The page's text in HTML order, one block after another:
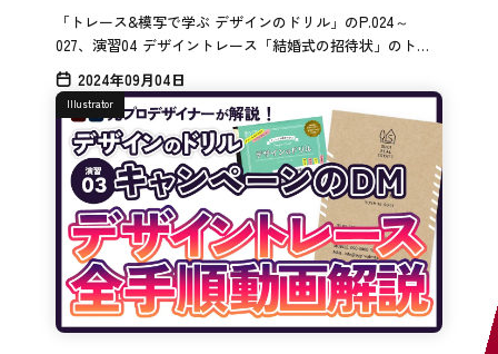
「トレース&模写で学ぶ デザインのドリル」のP.024～
027、演習04 デザイントレース「結婚式の招待状」のトレ
ース解説です。
2024年09月04日
Illustrator